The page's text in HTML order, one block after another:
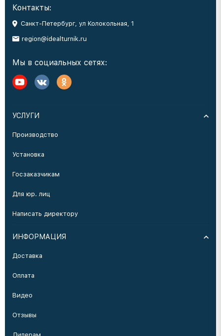
Контакты:
Санкт-Петербург, ул Колокольная, 1
region@idealturnik.ru
Мы в социальных сетях:
УСЛУГИ
Производство
Установка
Госзаказчикам
Для юр. лиц
Написать директору
ИНФОРМАЦИЯ
Доставка
Оплата
Видео
Отзывы